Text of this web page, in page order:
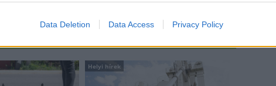
Data Deletion Data Access Privacy Policy
Helyi hírek